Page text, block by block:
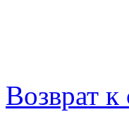
Возврат к